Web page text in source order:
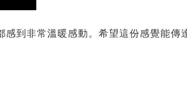
到非常溫暖感動。希望這份感覺能傳